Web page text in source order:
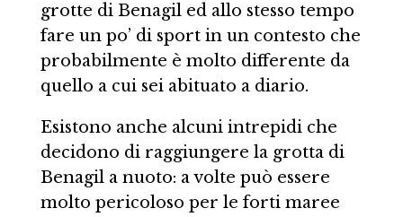
grotte di Benagil ed allo stesso tempo
fare un po’ di sport in un contesto che
probabilmente è molto differente da
quello a cui sei abituato a diario.
Esistono anche alcuni intrepidi che
decidono di raggiungere la grotta di
Benagil a nuoto: a volte può essere
molto pericoloso per le forti maree